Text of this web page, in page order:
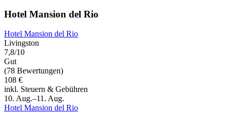
Hotel Mansion del Rio
Hotel Mansion del Rio
Livingston
7,8/10
Gut
(78 Bewertungen)
108 €
inkl. Steuern & Gebühren
10. Aug.–11. Aug.
Hotel Mansion del Rio